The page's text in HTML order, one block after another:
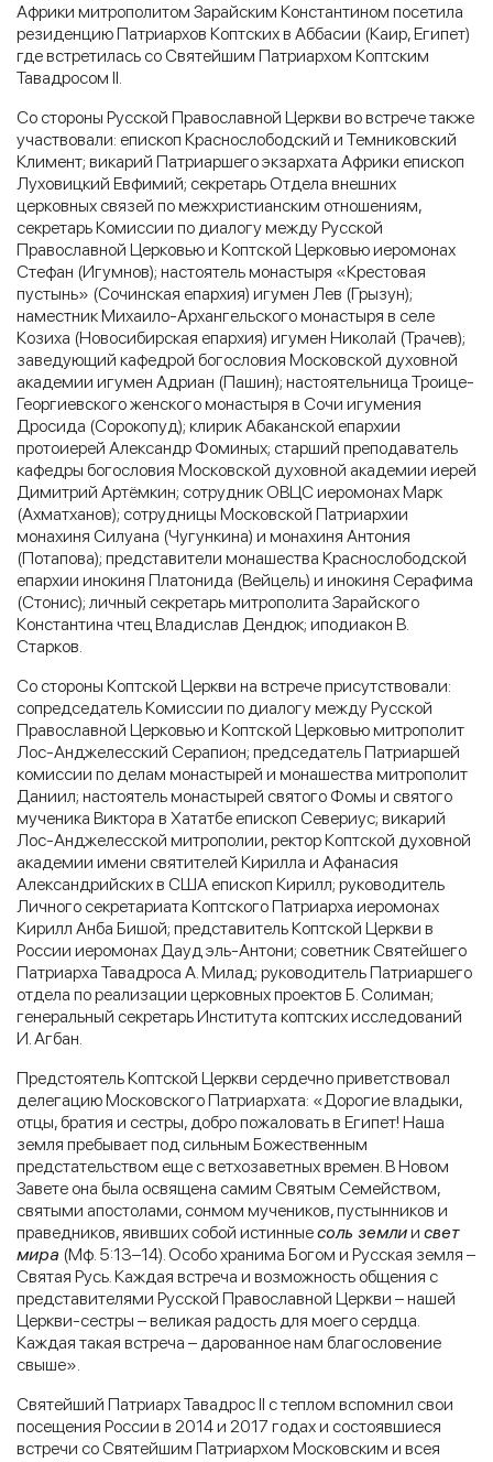
Африки митрополитом Зарайским Константином посетила
резиденцию Патриархов Коптских в Аббасии (Каир, Египет)
где встретилась со Святейшим Патриархом Коптским
Тавадросом II.
Со стороны Русской Православной Церкви во встрече также
участвовали: епископ Краснослободский и Темниковский
Климент; викарий Патриаршего экзархата Африки епископ
Луховицкий Евфимий; секретарь Отдела внешних
церковных связей по межхристианским отношениям,
секретарь Комиссии по диалогу между Русской
Православной Церковью и Коптской Церковью иеромонах
Стефан (Игумнов); настоятель монастыря «Крестовая
пустынь» (Сочинская епархия) игумен Лев (Грызун);
наместник Михаило-Архангельского монастыря в селе
Козиха (Новосибирская епархия) игумен Николай (Трачев);
заведующий кафедрой богословия Московской духовной
академии игумен Адриан (Пашин); настоятельница Троице-
Георгиевского женского монастыря в Сочи игумения
Дросида (Сорокопуд); клирик Абаканской епархии
протоиерей Александр Фоминых; старший преподаватель
кафедры богословия Московской духовной академии иерей
Димитрий Артёмкин; сотрудник ОВЦС иеромонах Марк
(Ахматханов); сотрудницы Московской Патриархии
монахиня Силуана (Чугункина) и монахиня Антония
(Потапова); представители монашества Краснослободской
епархии инокиня Платонида (Вейцель) и инокиня Серафима
(Стонис); личный секретарь митрополита Зарайского
Константина чтец Владислав Дендюк; иподиакон В.
Старков.
Со стороны Коптской Церкви на встрече присутствовали:
сопредседатель Комиссии по диалогу между Русской
Православной Церковью и Коптской Церковью митрополит
Лос-Анджелесский Серапион; председатель Патриаршей
комиссии по делам монастырей и монашества митрополит
Даниил; настоятель монастырей святого Фомы и святого
мученика Виктора в Хататбе епископ Севериус; викарий
Лос-Анджелесской митрополии, ректор Коптской духовной
академии имени святителей Кирилла и Афанасия
Александрийских в США епископ Кирилл; руководитель
Личного секретариата Коптского Патриарха иеромонах
Кирилл Анба Бишой; представитель Коптской Церкви в
России иеромонах Дауд эль-Антони; советник Святейшего
Патриарха Тавадроса А. Милад; руководитель Патриаршего
отдела по реализации церковных проектов Б. Солиман;
генеральный секретарь Института коптских исследований
И. Агбан.
Предстоятель Коптской Церкви сердечно приветствовал
делегацию Московского Патриархата: «Дорогие владыки,
отцы, братия и сестры, добро пожаловать в Египет! Наша
земля пребывает под сильным Божественным
предстательством еще с ветхозаветных времен. В Новом
Завете она была освящена самим Святым Семейством,
святыми апостолами, сонмом мучеников, пустынников и
праведников, явивших собой истинныесоль землии свет
мира (Мф. 5:13–14). Особо хранима Богом и Русская земля –
Святая Русь. Каждая встреча и возможность общения с
представителями Русской Православной Церкви – нашей
Церкви-сестры – великая радость для моего сердца.
Каждая такая встреча – дарованное нам благословение
свыше».
Святейший Патриарх Тавадрос II с теплом вспомнил свои
посещения России в 2014 и 2017 годах и состоявшиеся
встречи со Святейшим Патриархом Московским и всея